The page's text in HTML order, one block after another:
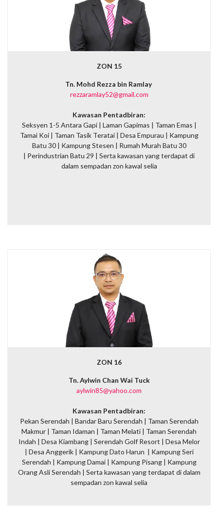
ZON 15
Tn. Mohd Rezza bin Ramlay
rezzaramlay52@gmail.com
Kawasan Pentadbiran:
Seksyen 1-5 Antara Gapi | Laman Gapimas | Taman Emas |
Tamai Koi | Taman Tasik Teratai | Desa Empurau | Kampung
Batu 30 | Kampung Stesen | Rumah Murah Batu 30
| Perindustrian Batu 29 | Serta kawasan yang terdapat di
dalam sempadan zon kawal selia
ZON 16
Tn. Aylwin Chan Wai Tuck
aylwin85@yahoo.com
Kawasan Pentadbiran:
Pekan Serendah | Bandar Baru Serendah | Taman Serendah
Makmur | Taman Idaman | Taman Melati | Taman Serendah
Indah | Desa Kiambang | Serendah Golf Resort | Desa Melor
| Desa Anggerik | Kampung Dato Harun | Kampung Seri
Serendah | Kampung Damai | Kampung Pisang | Kampung
Orang Asli Serendah | Serta kawasan yang terdapat di dalam
sempadan zon kawal selia